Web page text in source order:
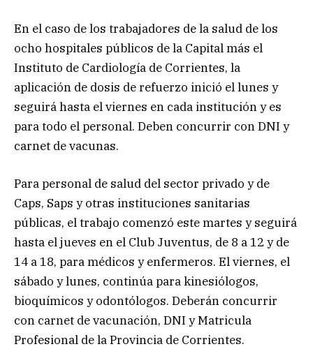
En el caso de los trabajadores de la salud de los
ocho hospitales públicos de la Capital más el
Instituto de Cardiología de Corrientes, la
aplicación de dosis de refuerzo inició el lunes y
seguirá hasta el viernes en cada institución y es
para todo el personal. Deben concurrir con DNI y
carnet de vacunas.
Para personal de salud del sector privado y de
Caps, Saps y otras instituciones sanitarias
públicas, el trabajo comenzó este martes y seguirá
hasta el jueves en el Club Juventus, de 8 a 12 y de
14 a 18, para médicos y enfermeros. El viernes, el
sábado y lunes, continúa para kinesiólogos,
bioquímicos y odontólogos. Deberán concurrir
con carnet de vacunación, DNI y Matricula
Profesional de la Provincia de Corrientes.